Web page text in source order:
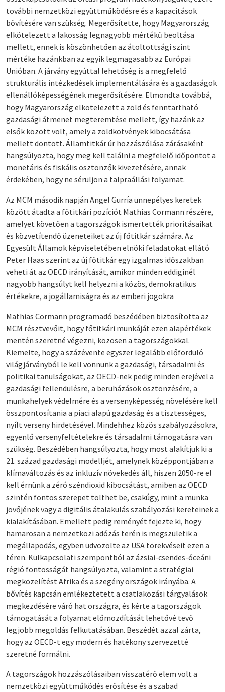
további nemzetközi együttműködésre és a kapacitások
bővítésére van szükség. Megerősítette, hogy Magyarország
elkötelezett a lakosság legnagyobb mértékű beoltása
mellett, ennek is köszönhetően az átoltottsági szint
mértéke hazánkban az egyik legmagasabb az Európai
Unióban. A járvány egyúttal lehetőség is a megfelelő
strukturális intézkedések implementálására és a gazdaságok
ellenállóképességének megerősítésére. Elmondta továbbá,
hogy Magyarország elkötelezett a zöld és fenntartható
gazdasági átmenet megteremtése mellett, így hazánk az
elsők között volt, amely a zöldkötvények kibocsátása
mellett döntött. Államtitkár úr hozzászólása zárásaként
hangsúlyozta, hogy meg kell találni a megfelelő időpontot a
monetáris és fiskális ösztönzők kivezetésére, annak
érdekében, hogy ne sérüljön a talpraállási folyamat.
Az MCM második napján Angel Gurría ünnepélyes keretek
között átadta a főtitkári pozíciót Mathias Cormann részére,
amelyet követően a tagországok ismertették prioritásaikat
és közvetítendő üzeneteiket az új főtitkár számára. Az
Egyesült Államok képviseletében elnöki feladatokat ellátó
Peter Haas szerint az új főtitkár egy izgalmas időszakban
veheti át az OECD irányítását, amikor minden eddiginél
nagyobb hangsúlyt kell helyezni a közös, demokratikus
értékekre, a jogállamiságra és az emberi jogokra
Mathias Cormann programadó beszédében biztosította az
MCM résztvevőit, hogy főtitkári munkáját ezen alapértékek
mentén szeretné végezni, közösen a tagországokkal.
Kiemelte, hogy a százévente egyszer legalább előforduló
világjárványból le kell vonnunk a gazdasági, társadalmi és
politikai tanulságokat, az OECD-nek pedig minden erejével a
gazdasági fellendülésre, a beruházások ösztönzésére, a
munkahelyek védelmére és a versenyképesség növelésére kell
összpontosítania a piaci alapú gazdaság és a tisztességes,
nyílt verseny hirdetésével. Mindehhez közös szabályozásokra,
egyenlő versenyfeltételekre és társadalmi támogatásra van
szükség. Beszédében hangsúlyozta, hogy most alakítjuk ki a
21. század gazdasági modelljét, amelynek középpontjában a
klímaváltozás és az inkluzív növekedés áll, hiszen 2050-re el
kell érnünk a zéró széndioxid kibocsátást, amiben az OECD
szintén fontos szerepet tölthet be, csakúgy, mint a munka
jövőjének vagy a digitális átalakulás szabályozási kereteinek a
kialakításában. Emellett pedig reményét fejezte ki, hogy
hamarosan a nemzetközi adózás terén is megszületik a
megállapodás, egyben üdvözölte az USA törekvéseit ezen a
téren. Külkapcsolati szempontból az ázsiai-csendes-óceáni
régió fontosságát hangsúlyozta, valamint a stratégiai
megközelítést Afrika és a szegény országok irányába. A
bővítés kapcsán emlékeztetett a csatlakozási tárgyalások
megkezdésére váró hat országra, és kérte a tagországok
támogatását a folyamat előmozdítását lehetővé tevő
legjobb megoldás felkutatásában. Beszédét azzal zárta,
hogy az OECD-t egy modern és hatékony szervezetté
szeretné formálni.
A tagországok hozzászólásaiban visszatérő elem volt a
nemzetközi együttműködés erősítése és a szabad